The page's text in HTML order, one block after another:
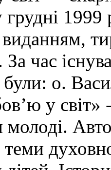
грудні
час
були: о.
у світ»